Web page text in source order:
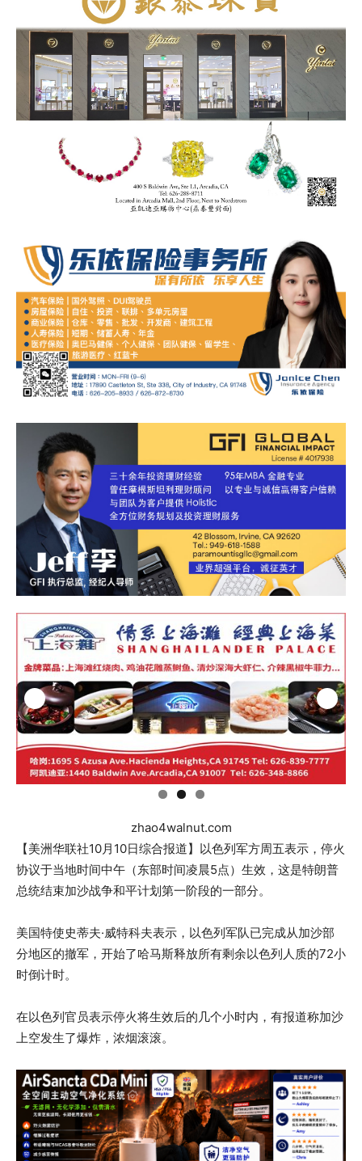
zhao4walnut.com
【美洲华联社10月10日综合报道】以色列军方周五表示，停火
协议于当地时间中午（东部时间凌晨5点）生效，这是特朗普
总统结束加沙战争和平计划第一阶段的一部分。
美国特使史蒂夫·威特科夫表示，以色列军队已完成从加沙部
分地区的撤军，开始了哈马斯释放所有剩余以色列人质的72小
时倒计时。
在以色列官员表示停火将生效后的几个小时内，有报道称加沙
上空发生了爆炸，浓烟滚滚。